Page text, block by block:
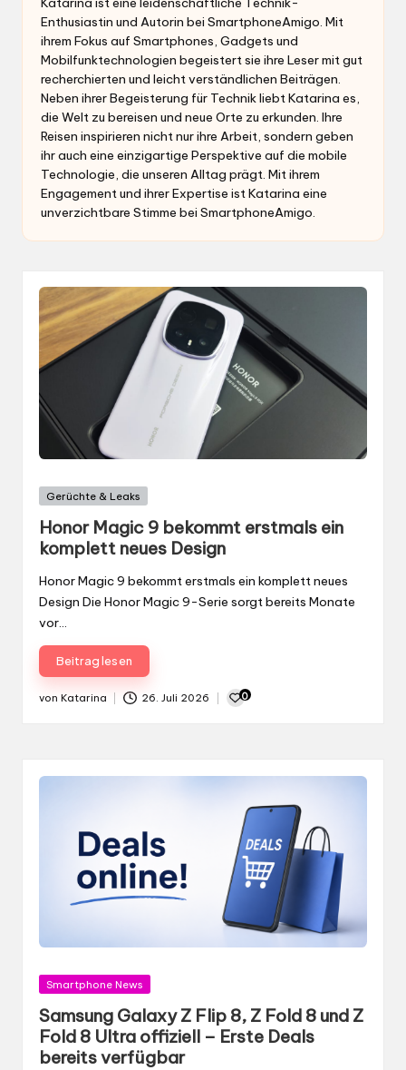
Enthusiastin und Autorin bei SmartphoneAmigo. Mit
ihrem Fokus auf Smartphones, Gadgets und
Mobilfunktechnologien begeistert sie ihre Leser mit gut
recherchierten und leicht verständlichen Beiträgen.
Neben ihrer Begeisterung für Technik liebt Katarina es,
die Welt zu bereisen und neue Orte zu erkunden. Ihre
Reisen inspirieren nicht nur ihre Arbeit, sondern geben
ihr auch eine einzigartige Perspektive auf die mobile
Technologie, die unseren Alltag prägt. Mit ihrem
Engagement und ihrer Expertise ist Katarina eine
unverzichtbare Stimme bei SmartphoneAmigo.
Gepostet
Gerüchte & Leaks
Honor Magic 9 bekommt erstmals ein
komplett neues Design
Honor Magic 9 bekommt erstmals ein komplett neues
Design Die Honor Magic 9-Serie sorgt bereits Monate
vor…
Beitrag lesen
von Katarina 26. Juli 2026 0
Gepostet
Smartphone News
Samsung Galaxy Z Flip 8, Z Fold 8 und Z
Fold 8 Ultra offiziell – Erste Deals
bereits verfügbar